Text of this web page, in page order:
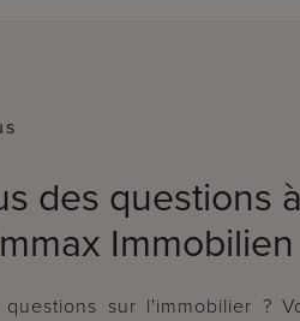
des questions à
sur l'immobilier ?